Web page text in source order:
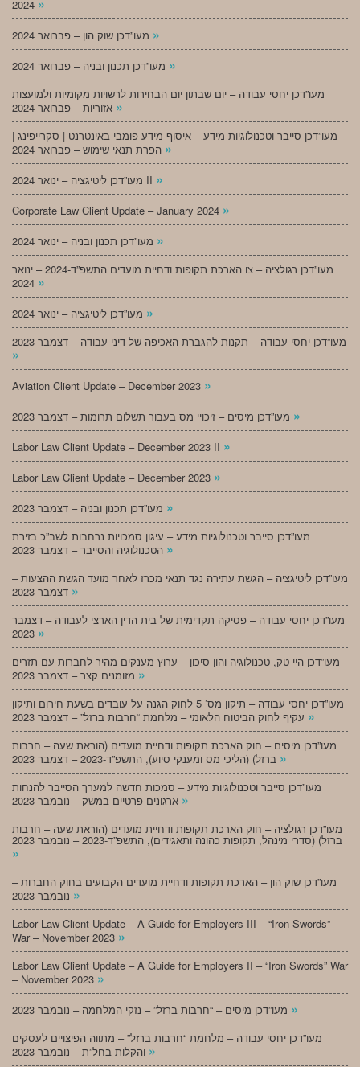
»
»
מעו”דכן יחסי עבודה – יום שבתון יום הבחירות לרשויות מקומיות ולמועצות
»
מעו”דכן סייבר וטכנולוגיות מידע – איסוף מידע פומבי באינטרנט | סקרייפינג |
»
מעו”דכן ליטיגציה – ינואר 2024 II »
Corporate Law Client Update – January 2024 »
»
מעו”דכן רגולציה – צו הארכת תקופות ודחיית מועדים התשפ”ד-2024 – ינואר
»
»
מעו”דכן יחסי עבודה – תקנות להגברת האכיפה של דיני עבודה – דצמבר 2023
»
Aviation Client Update – December 2023 »
»
Labor Law Client Update – December 2023 II »
Labor Law Client Update – December 2023 »
»
מעו”דכן סייבר וטכנולוגיות מידע – עיגון סמכויות נרחבות לשב”כ בזירת
»
מעו”דכן ליטיגציה – הגשת עתירה נגד תנאי מכרז לאחר מועד הגשת ההצעות –
»
מעו”דכן יחסי עבודה – פסיקה תקדימית של בית הדין הארצי לעבודה – דצמבר
»
מעו”דכן היי-טק, טכנולוגיה והון סיכון – ערוץ מענקים מהיר לחברות עם תזרים
»
מעו”דכן יחסי עבודה – תיקון מס’ 5 לחוק הגנה על עובדים בשעת חירום ותיקון
»
מעו”דכן מיסים – חוק הארכת תקופות ודחיית מועדים (הוראת שעה – חרבות
»
מעו”דכן סייבר וטכנולוגיות מידע – סמכות חדשה למערך הסייבר להנחות
»
מעו”דכן רגולציה – חוק הארכת תקופות ודחיית מועדים (הוראת שעה – חרבות
ברזל) (סדרי מינהל, תקופות כהונה ותאגידים), התשפ”ד-2023 – נובמבר 2023
»
מעו”דכן שוק הון – הארכת תקופות ודחיית מועדים הקבועים בחוק החברות –
»
Labor Law Client Update – A Guide for Employers III – “Iron Swords”
War – November 2023 »
Labor Law Client Update – A Guide for Employers II – “Iron Swords” War
– November 2023 »
»
מעו”דכן יחסי עבודה – מלחמת “חרבות ברזל” – מתווה הפיצויים לעסקים
»